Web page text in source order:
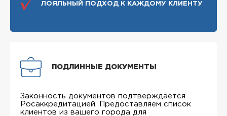
ЛОЯЛЬНЫЙ ПОДХОД К КАЖДОМУ КЛИЕНТУ
ПОДЛИННЫЕ ДОКУМЕНТЫ
Законность документов подтверждается
Росаккредитацией. Предоставляем список
клиентов из вашего города для